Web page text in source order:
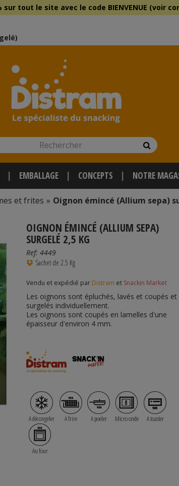
sur tout le site avec le code BIENVENUE (voir
EMBALLAGE CONCEPTS NOTRE
et frites » Oignon émincé (Allium sepa)
OIGNON ÉMINCÉ (ALLIUM SEPA)
SURGELÉ 2,5 KG
Ref: 4449
Sachet de 2.5 Kg
Vendu et expédié par Distram et Snackin Market
Les oignons sont épluchés, lavés et coupés et
surgelés individuellement.
Les oignons sont coupés en lamelles d'une
épaisseur d'environ 4 mm.
A décongeler A frire A poeler Micro onde A toaster
Au four